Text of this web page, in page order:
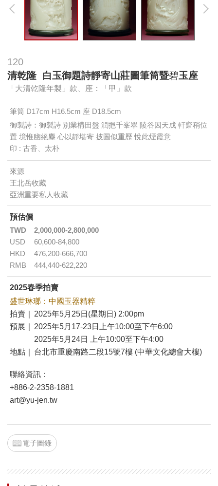
120
清乾隆 白玉御題詩靜寄山莊圖筆筒暨碧玉座
「大清乾隆年製」款、座：「甲」款
筆筒 D17cm H16.5cm 座 D18.5cm
御製詩：御製詩 別業構田盤 潤挹千峯翠 陵谷因天成 軒齋稍位
置 境惟幽絕塵 心以靜堪寄 披圖似重歷 悅此煙霞意
印 : 古香、太朴
來源
王北岳收藏
亞洲重要私人收藏
預估價
TWD
2,000,000-2,800,000
USD
60,600-84,800
HKD
476,200-666,700
RMB
444,440-622,220
2025春季拍賣
盛世琳瑯：中國玉器精粹
拍賣｜
2025年5月25日(星期日) 2:00pm
預展｜
2025年5月17-23日上午10:00至下午6:00
2025年5月24日 上午10:00至下午4:00
地點｜
台北市重慶南路二段15號7樓 (中華文化總會大樓)
聯絡資訊：
+886-2-2358-1881
art@yu-jen.tw
電子圖錄